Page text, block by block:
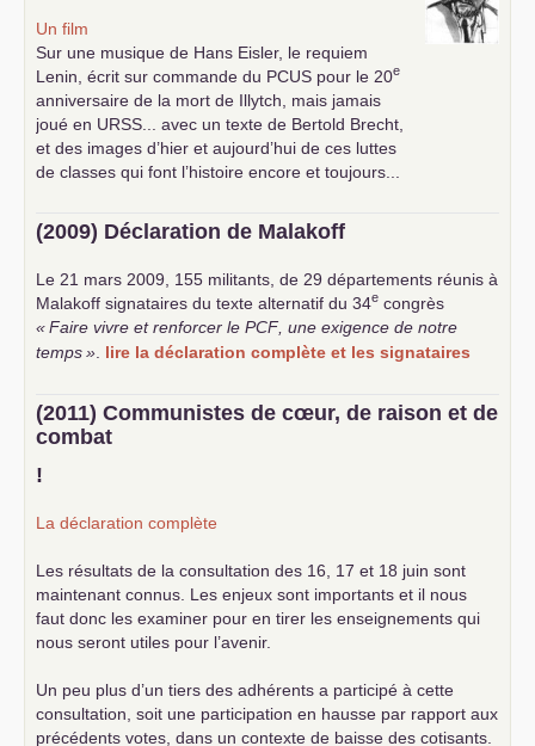
Un film
Sur une musique de Hans Eisler, le requiem
Lenin, écrit sur commande du PCUS pour le 20e
anniversaire de la mort de Illytch, mais jamais
joué en URSS ... avec un texte de Bertold Brecht,
et des images d’hier et aujourd’hui de ces luttes
de classes qui font l’histoire encore et toujours...
(2009) Déclaration de Malakoff
Le 21 mars 2009, 155 militants, de 29 départements réunis à
Malakoff signataires du texte alternatif du 34e congrès
«Faire vivre et renforcer le PCF , une exigence de notre
temps» lire la déclaration complète et les signataires
(2011) Communistes de cœur, de raison et de
combat
!
La déclaration complète
Les résultats de la consultation des 16, 17 et 18 juin sont
maintenant connus. Les enjeux sont importants et il nous
faut donc les examiner pour en tirer les enseignements qui
nous seront utiles pour l’avenir.
Un peu plus d’un tiers des adhérents a participé à cette
consultation, soit une participation en hausse par rapport aux
précédents votes, dans un contexte de baisse des cotisants.